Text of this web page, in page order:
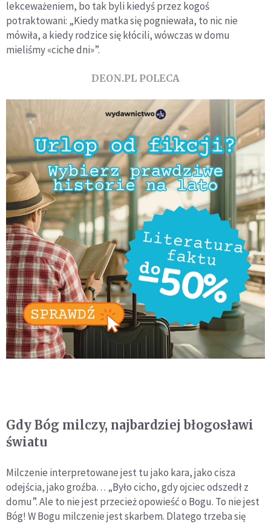
lekceważeniem, bo tak byli kiedyś przez kogoś
potraktowani: „Kiedy matka się pogniewała, to nic nie
mówiła, a kiedy rodzice się kłócili, wówczas w domu
mieliśmy «ciche dni»”.
DEON.PL POLECA
Gdy Bóg milczy, najbardziej błogosławi
światu
Milczenie interpretowane jest tu jako kara, jako cisza
odejścia, jako groźba… „Było cicho, gdy ojciec odszedł z
domu”. Ale to nie jest przecież opowieść o Bogu. To nie jest
Bóg! W Bogu milczenie jest skarbem. Dlatego trzeba się